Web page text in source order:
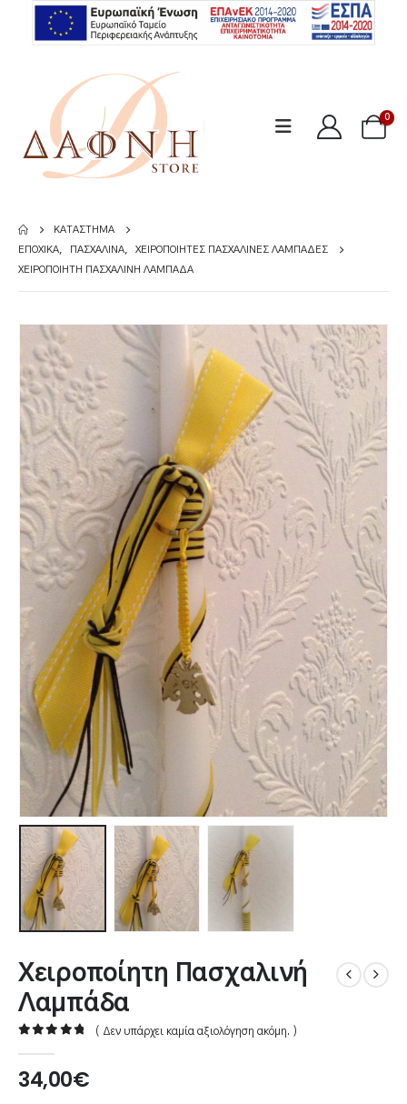
0
ΚΑΤΆΣΤΗΜΑ
ΕΠΟΧΙΚΆ
ΠΑΣΧΑΛΙΝΆ
ΧΕΙΡΟΠΟΊΗΤΕΣ ΠΑΣΧΑΛΙΝΈΣ ΛΑΜΠΆΔΕΣ
ΧΕΙΡΟΠΟΊΗΤΗ ΠΑΣΧΑΛΙΝΉ ΛΑΜΠΆΔΑ
Χειροποίητη Πασχαλινή
Λαμπάδα
( Δεν υπάρχει καμία αξιολόγηση ακόμη. )
34,00€